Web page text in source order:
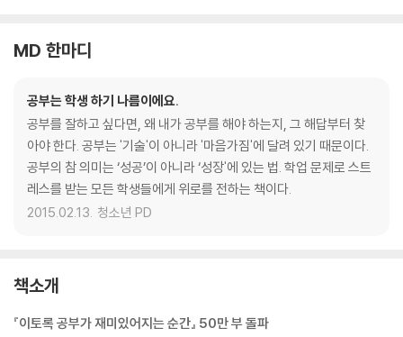
MD 한마디
공부는 학생 하기 나름이에요.
공부를 잘하고 싶다면, 왜 내가 공부를 해야 하는지, 그 해답부터 찾
아야 한다. 공부는 '기술'이 아니라 '마음가짐'에 달려 있기 때문이다.
공부의 참 의미는 ‘성공’이 아니라 ‘성장'에 있는 법. 학업 문제로 스트
레스를 받는 모든 학생들에게 위로를 전하는 책이다.
2015.02.13. 청소년 PD
책소개
『이토록 공부가 재미있어지는 순간』 50만 부 돌파